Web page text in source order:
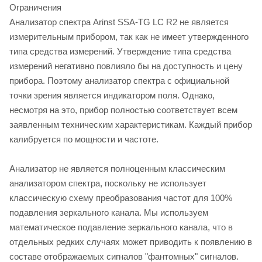
Ограничения
Анализатор спектра Arinst SSA-TG LC R2 не является
измерительным прибором, так как не имеет утвержденного
типа средства измерений. Утверждение типа средства
измерений негативно повлияло бы на доступность и цену
прибора. Поэтому анализатор спектра с официальной
точки зрения является индикатором поля. Однако,
несмотря на это, прибор полностью соответствует всем
заявленным техническим характеристикам. Каждый прибор
калибруется по мощности и частоте.
Анализатор не является полноценным классическим
анализатором спектра, поскольку не использует
классическую схему преобразования частот для 100%
подавления зеркального канала. Мы используем
математическое подавление зеркального канала, что в
отдельных редких случаях может приводить к появлению в
составе отображаемых сигналов "фантомных" сигналов.